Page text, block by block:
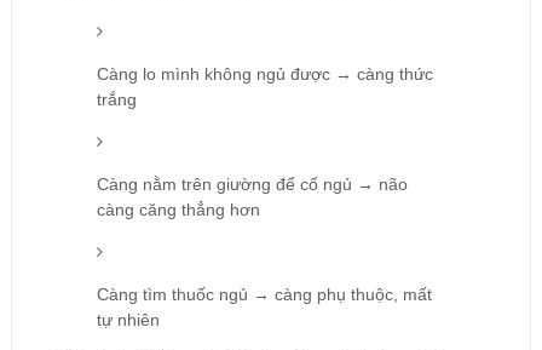
Càng lo mình không ngủ được → càng thức
trắng
Càng nằm trên giường để cố ngủ → não
càng căng thẳng hơn
Càng tìm thuốc ngủ → càng phụ thuộc, mất
tự nhiên